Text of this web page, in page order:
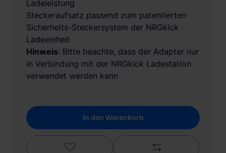
Ladeleistung
Steckeraufsatz passend zum patentierten
Sicherheits-Steckersystem der NRGkick
Ladeeinheit
Hinweis: Bitte beachte, dass der Adapter nur
in Verbindung mit der NRGkick Ladestation
verwendet werden kann
In den Warenkorb